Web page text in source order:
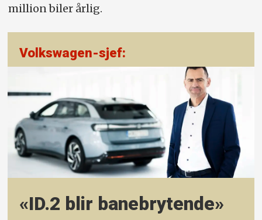
million biler årlig.
Volkswagen-sjef:
«ID.2 blir bane­brytende»